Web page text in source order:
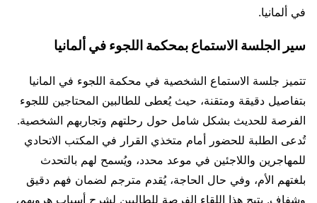
في ألمانيا.
سير الجلسة الاستماع بمحكمة اللجوء في ألمانيا
تتميز جلسة الاستماع الشخصية في محكمة اللجوء في المانيا
بتفاصيل دقيقة ومتقنة، حيث يُعطى للطالبين المحتاجين لللجوء
الفرصة للحديث بشكل شامل حول رحلتهم وتجاربهم الشخصية.
تُدعى الطلبة للحضور أمام متخذي القرار في المكتب الاتحادي
للمهاجرين واللاجئين في موعد محدد، ويُسمح لهم بالتحدث
بلغتهم الأم، وفي حال الحاجة، يُقدم مترجم لضمان فهم دقيق
وشفاف. يتيح هذا اللقاء الفرصة للطالبين لشرح أسباب هروبهم،